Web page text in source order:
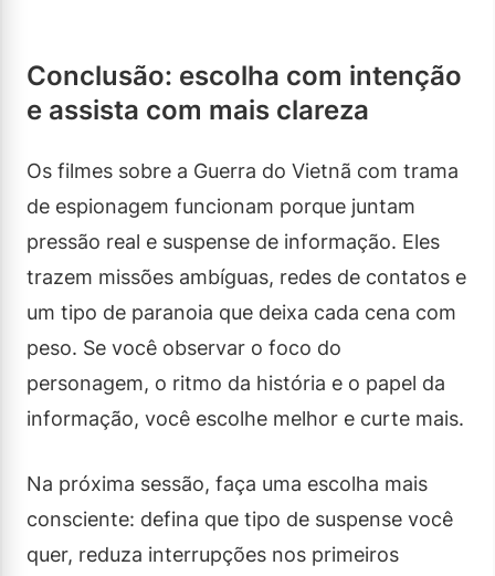
Conclusão: escolha com intenção
e assista com mais clareza
Os filmes sobre a Guerra do Vietnã com trama
de espionagem funcionam porque juntam
pressão real e suspense de informação. Eles
trazem missões ambíguas, redes de contatos e
um tipo de paranoia que deixa cada cena com
peso. Se você observar o foco do
personagem, o ritmo da história e o papel da
informação, você escolhe melhor e curte mais.
Na próxima sessão, faça uma escolha mais
consciente: defina que tipo de suspense você
quer, reduza interrupções nos primeiros